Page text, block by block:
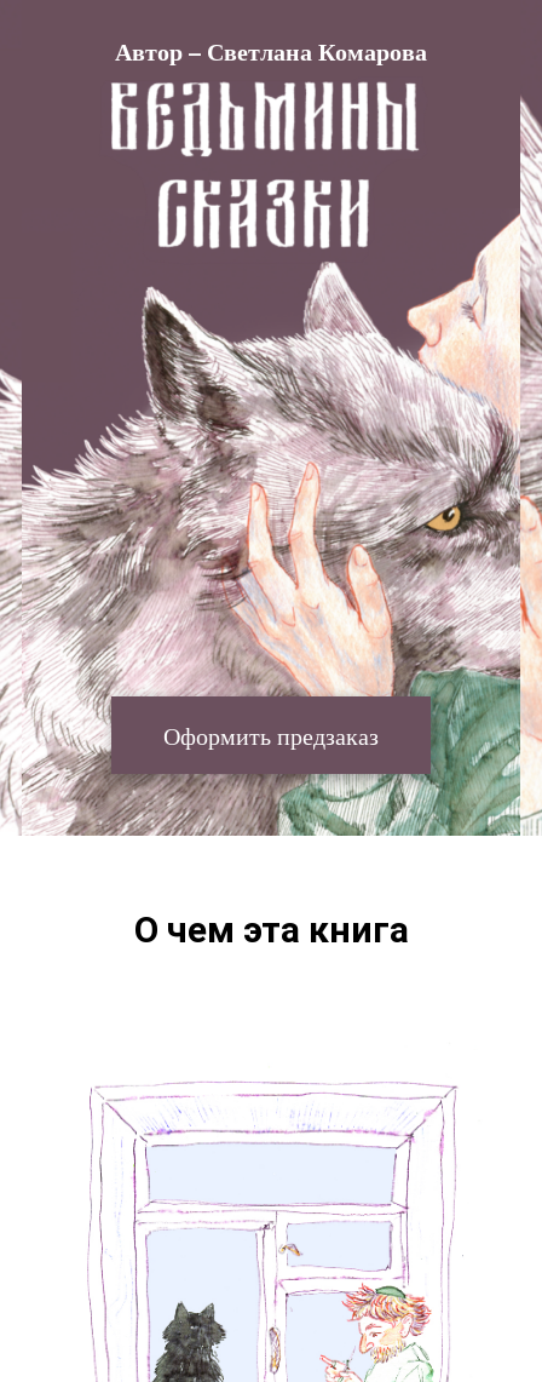
Автор – Светлана Комарова
Оформить предзаказ
О чем эта книга